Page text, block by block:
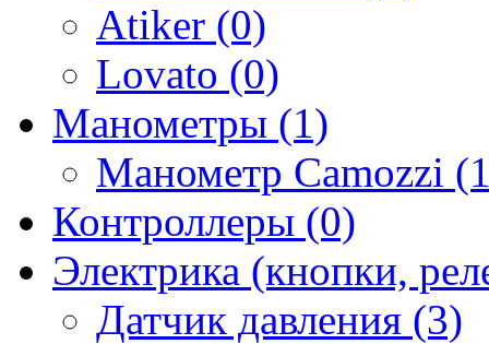
Atiker (0)
Lovato (0)
Манометры (1)
Манометр Camozzi
Контроллеры (0)
Электрика (кнопки,
Датчик давления (3)